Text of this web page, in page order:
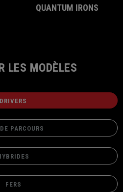
QUANTUM IRONS
LES MODÈLES
DRIVERS
PARCOURS
FERS